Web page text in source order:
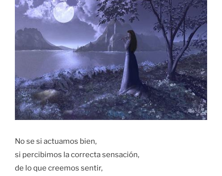
No se si actuamos bien,
si percibimos la correcta sensación,
de lo que creemos sentir,